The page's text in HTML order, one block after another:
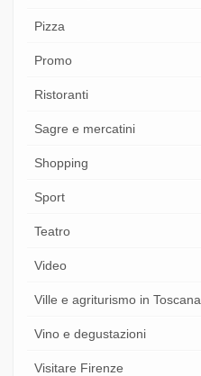
Pizza
Promo
Ristoranti
Sagre e mercatini
Shopping
Sport
Teatro
Video
Ville e agriturismo in Toscana
Vino e degustazioni
Visitare Firenze